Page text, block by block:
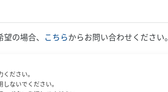
の場合、 こちらからお問い合わせください。